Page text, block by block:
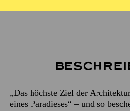
„Das höchste Ziel der
eines Paradieses“ – und so